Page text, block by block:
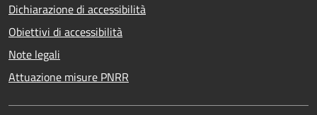
Dichiarazione di accessibilità
Obiettivi di accessibilità
Note legali
Attuazione misure PNRR